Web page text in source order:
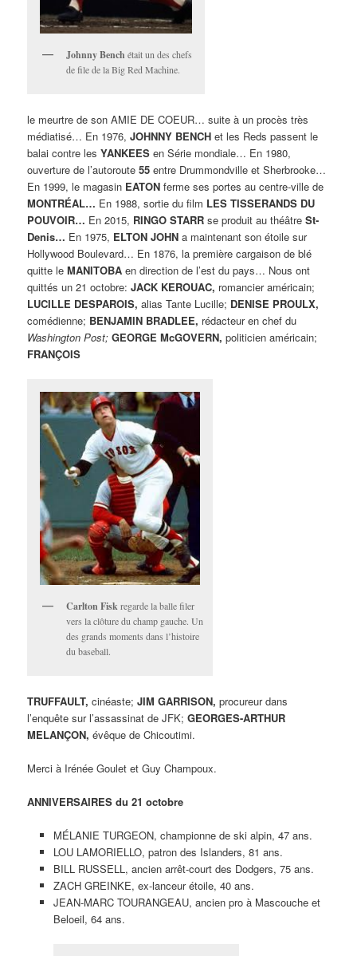
Johnny Bench était un des chefs
de file de la Big Red Machine.
le meurtre de son AMIE DE COEUR… suite à un procès très
médiatisé… En 1976,JOHNNY BENCH et les Reds passent le
balai contre lesYANKEES en Série mondiale… En 1980,
ouverture de l’autoroute55 entre Drummondville et Sherbrooke…
En 1999, le magasin EATON ferme ses portes au centre-ville de
MONTRÉAL… En 1988, sortie du film LES TISSERANDS DU
POUVOIR… En 2015, RINGO STARR se produit au théâtreSt-
Denis… En 1975, ELTON JOHN a maintenant son étoile sur
Hollywood Boulevard… En 1876, la première cargaison de blé
quitte leMANITOBA en direction de l’est du pays… Nous ont
quittés un 21 octobre:JACK KEROUAC, romancier américain;
LUCILLE DESPAROIS, alias Tante Lucille; DENISE PROULX,
comédienne; BENJAMIN BRADLEE, rédacteur en chef du
Washington Post; GEORGE McGOVERN, politicien américain;
FRANÇOIS
Carlton Fiskregarde la balle filer
vers la clôture du champ gauche. Un
des grands moments dans l’histoire
du baseball.
TRUFFAULT, cinéaste;JIM GARRISON, procureur dans
l’enquête sur l’assassinat de JFK;GEORGES-ARTHUR
MELANÇON, évêque de Chicoutimi.
Merci à Irénée Goulet et Guy Champoux.
ANNIVERSAIRES du 21 octobre
MÉLANIE TURGEON, championne de ski alpin, 47 ans.
LOU LAMORIELLO, patron des Islanders, 81 ans.
BILL RUSSELL, ancien arrêt-court des Dodgers, 75 ans.
ZACH GREINKE, ex-lanceur étoile, 40 ans.
JEAN-MARC TOURANGEAU, ancien pro à Mascouche et
Beloeil, 64 ans.